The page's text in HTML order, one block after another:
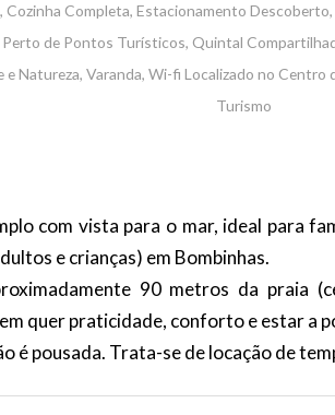
, Cozinha Completa, Estacionamento Descoberto,
Perto de Pontos Turísticos, Quintal
e Natureza, Varanda, Wi-fi Localizado no Centro
Turismo
com vista para o mar, ideal para
e crianças) em Bombinhas.
90 metros da praia
quer praticidade, conforto e estar a
é pousada. Trata-se de locação de